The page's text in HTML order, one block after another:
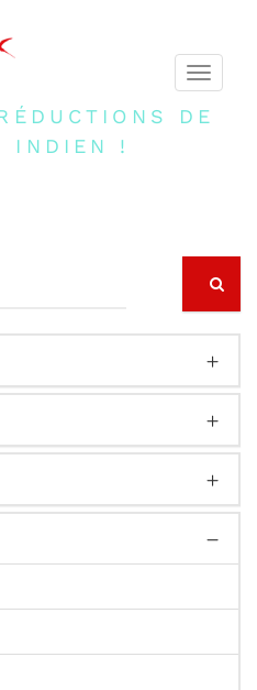
Toggle
DE
INDIEN !